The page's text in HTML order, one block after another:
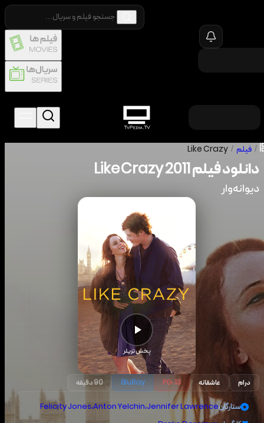
/ فیلم /
Like Crazy
دانلود فیلم2011
Like Crazy
دیوانه‌وار
پخش تریلر
درام عاشقانه PG-13
BluRay 90 دقیقه
ستارگان Felicity Jones،Anton Yelchin،Jennifer Lawrence